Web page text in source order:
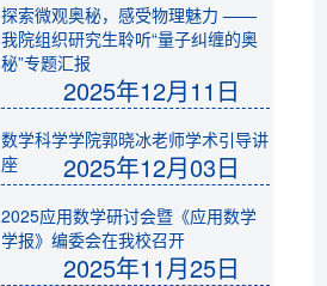
探索微观奥秘，感受物理魅力 ——
我院组织研究生聆听“量子纠缠的奥
秘”专题汇报
2025年12月11日
数学科学学院郭晓冰老师学术引导讲
座
2025年12月03日
2025应用数学研讨会暨《应用数学
学报》编委会在我校召开
2025年11月25日